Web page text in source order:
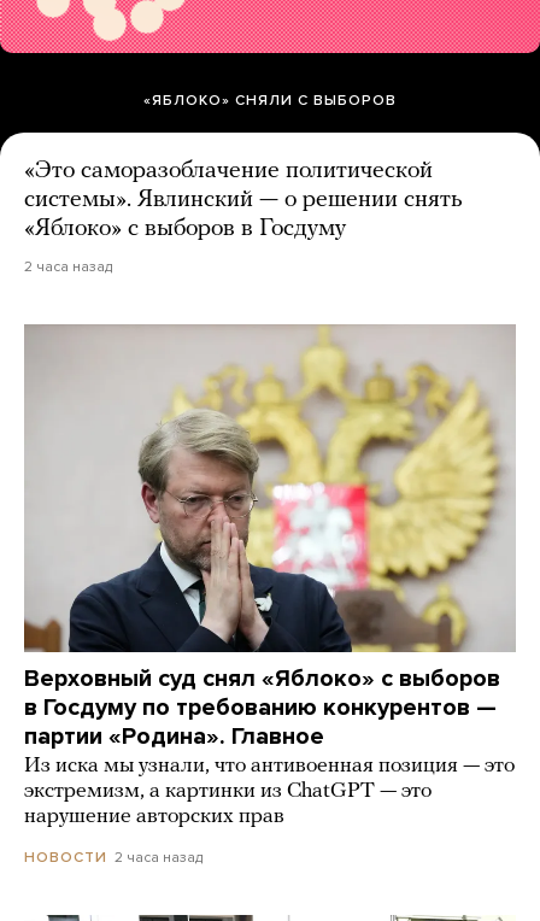
«ЯБЛОКО» СНЯЛИ С ВЫБОРОВ
«Это саморазоблачение политической
системы». Явлинский — о решении снять
«Яблоко» с выборов в Госдуму
2 часа назад
Верховный суд снял «Яблоко» с выборов
в Госдуму по требованию конкурентов —
партии «Родина». Главное
Из иска мы узнали, что антивоенная позиция — это
экстремизм, а картинки из СhatGPT — это
нарушение авторских прав
НОВОСТИ 2 часа назад